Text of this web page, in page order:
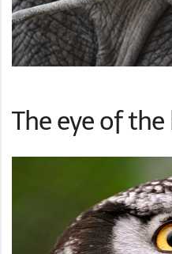
The eye of the